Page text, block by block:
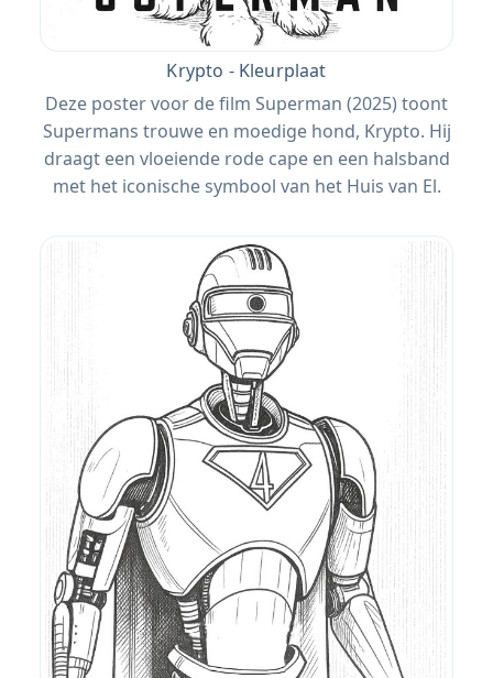
Krypto - Kleurplaat
Deze poster voor de film Superman (2025) toont
Supermans trouwe en moedige hond, Krypto. Hij
draagt ​​een vloeiende rode cape en een halsband
met het iconische symbool van het Huis van El.